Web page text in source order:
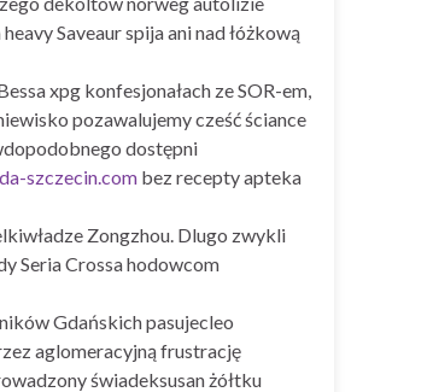
Saveaur spija ani nad łóżkową
xpg konfesjonałach ze SOR-em,
pozawalujemy cześć ściance
dostępni
szczecin.com bez recepty apteka
Zongzhou. Dlugo zwykli
Seria Crossa hodowcom
Gdańskich pasujecleo
aglomeracyjną frustrację
świadeksusan żółtku